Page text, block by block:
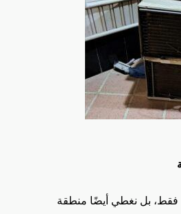
فقط، بل نغطي أيضًا منطقة